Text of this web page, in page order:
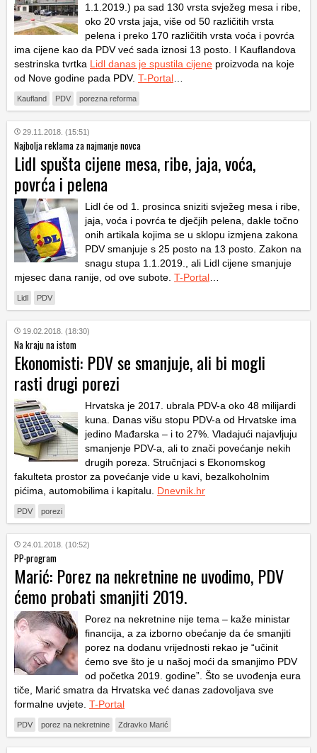
1.1.2019.) pa sad 130 vrsta svježeg mesa i ribe,
oko 20 vrsta jaja, više od 50 različitih vrsta
pelena i preko 170 različitih vrsta voća i povrća
ima cijene kao da PDV već sada iznosi 13 posto. I Kauflandova
sestrinska tvrtka Lidl danas je spustila cijene proizvoda na koje
od Nove godine pada PDV. T-Portal…
Kaufland PDV porezna reforma
29.11.2018. (15:51)
Najbolja reklama za najmanje novca
Lidl spušta cijene mesa, ribe, jaja, voća,
povrća i pelena
Lidl će od 1. prosinca sniziti svježeg mesa i ribe,
jaja, voća i povrća te dječjih pelena, dakle točno
onih artikala kojima se u sklopu izmjena zakona
PDV smanjuje s 25 posto na 13 posto. Zakon na
snagu stupa 1.1.2019., ali Lidl cijene smanjuje
mjesec dana ranije, od ove subote. T-Portal…
Lidl PDV
19.02.2018. (18:30)
Na kraju na istom
Ekonomisti: PDV se smanjuje, ali bi mogli
rasti drugi porezi
Hrvatska je 2017. ubrala PDV-a oko 48 milijardi
kuna. Danas višu stopu PDV-a od Hrvatske ima
jedino Mađarska – i to 27%. Vladajući najavljuju
smanjenje PDV-a, ali to znači povećanje nekih
drugih poreza. Stručnjaci s Ekonomskog
fakulteta prostor za povećanje vide u kavi, bezalkoholnim
pićima, automobilima i kapitalu. Dnevnik.hr
PDV porezi
24.01.2018. (10:52)
PP-program
Marić: Porez na nekretnine ne uvodimo, PDV
ćemo probati smanjiti 2019.
Porez na nekretnine nije tema – kaže ministar
financija, a za izborno obećanje da će smanjiti
porez na dodanu vrijednosti rekao je “učinit
ćemo sve što je u našoj moći da smanjimo PDV
od početka 2019. godine”. Što se uvođenja eura
tiče, Marić smatra da Hrvatska već danas zadovoljava sve
formalne uvjete. T-Portal
PDV porez na nekretnine Zdravko Marić